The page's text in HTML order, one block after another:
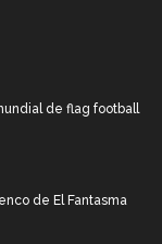
de flag football
de El Fantasma